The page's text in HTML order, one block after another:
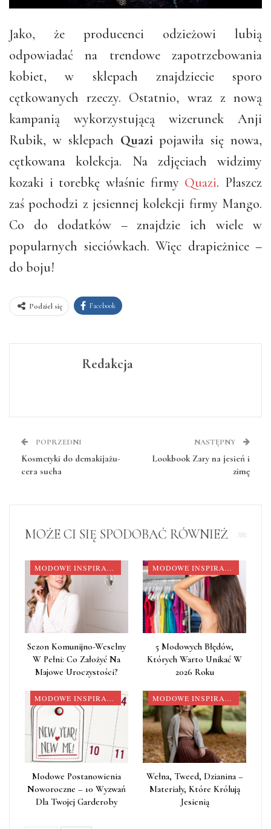
Jako, że producenci odzieżowi lubią
odpowiadać na trendowe zapotrzebowania
kobiet, w sklepach znajdziecie sporo
cętkowanych rzeczy. Ostatnio, wraz z nową
kampanią wykorzystującą wizerunek Anji
Rubik, w sklepach Quazipojawiła się nowa,
cętkowana kolekcja. Na zdjęciach widzimy
kozaki i torebkę właśnie firmy Quazi. Płaszcz
zaś pochodzi z jesiennej kolekcji firmy Mango.
Co do dodatków – znajdzie ich wiele w
popularnych sieciówkach. Więc drapieżnice –
do boju!
Podziel się Facebook
Redakcja
POPRZEDNI
Kosmetyki do demakijażu-
cera sucha
NASTĘPNY
Lookbook Zary na jesień i
zimę
MOŻE CI SIĘ SPODOBAĆ RÓWNIEŻ
Sezon Komunijno-Weselny
W Pełni: Co Założyć Na
Majowe Uroczystości?
5 Modowych Błędów,
Których Warto Unikać W
2026 Roku
Modowe Postanowienia
Noworoczne – 10 Wyzwań
Dla Twojej Garderoby
Wełna, Tweed, Dzianina –
Materiały, Które Królują
Jesienią